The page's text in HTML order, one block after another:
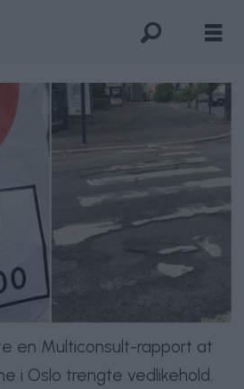
en Multiconsult-rapport at
i Oslo trengte vedlikehold.